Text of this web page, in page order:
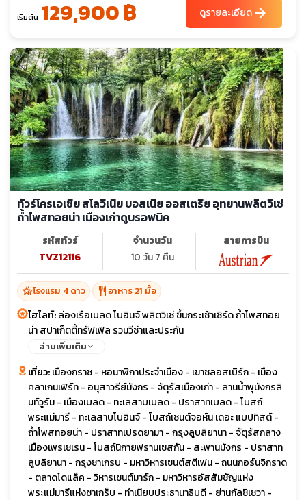
เริ่มต้น 129,900 ฿ ดูรายละเอียดarrow_forward
ทัวร์โครเอเชีย สโลวีเนีย บอสเนีย ออสเตรีย อุทยานพลิตวิเซ่
ถ้ำโพสทอยน่า เมืองเก่าดูบรอฟนิค
รหัสทัวร์
TVZ12116
จำนวนวัน
10 วัน 7 คืน
สายการบิน
hotel_classโรงแรม 4 ดาว restaurant อาหาร 21 มื้อ
ไฮไลท์:ล่องเรือเบลด โบฮินจ์ พลิตวิเซ่ ขึ้นกระเช้าเซิร์ด ถ้ำโพสทอย
น่า สปาเก็ตตี้ทรัฟเฟิล รวมวีซ่าและประกัน
อ่านเพิ่มเติม
เที่ยว:เมืองกราซ - หอนาฬิกาประจำเมือง - เขาชลอสเบิร์ก - เมือง
คลาเกนเฟิร์ท - อนุสาวรีย์มังกร - จัตุรัสเมืองเก่า - ลานน้ำพุมังกรลิ
นท์วูร์ม - เมืองเบลด - ทะเลสาบเบลด - ปราสาทเบลด - โบสถ์
พระแม่มารี - ทะเลสาบโบฮินจ์ - โบสถ์เซนต์จอห์น เดอะ แบปทิสต์ -
ถ้ำโพสทอยน่า - ปราสาทเปรดยามา - กรุงลูบลิยานา - จัตุรัสกลาง
เมืองเพรเซเรน - โบสถ์นิกายฟรานเซสกัน - สะพานมังกร - ปราสาท
ลูบลิยานา - กรุงซาเกรบ - มหาวิหารเซนต์สตีเฟน - ถนนกอร์นจิกราด
- ตลาดโดแล็ค - วิหารเซนต์มาร์ก - มหาวิหารอัสสัมชัญแห่ง
พระแม่มารีแห่งซาเกร็บ - ทำเนียบประธานาธิบดี - ย่านกัลซิเซวา -